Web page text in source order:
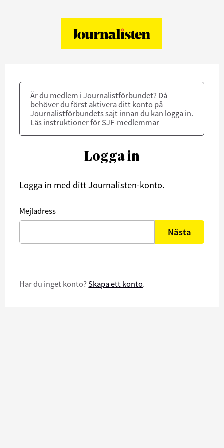
Är du medlem i Journalistförbundet? Då
behöver du först aktivera ditt konto på
Journalistförbundets sajt innan du kan logga in.
Läs instruktioner för SJF-medlemmar
Logga in
Logga in med ditt Journalisten-konto.
Mejladress
Nästa
Har du inget konto? Skapa ett konto.